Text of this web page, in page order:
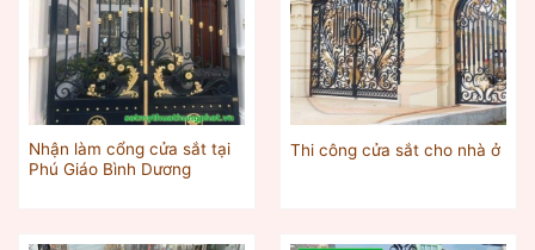
Nhận làm cổng cửa sắt tại
Phú Giáo Bình Dương
Thi công cửa sắt cho nhà ở